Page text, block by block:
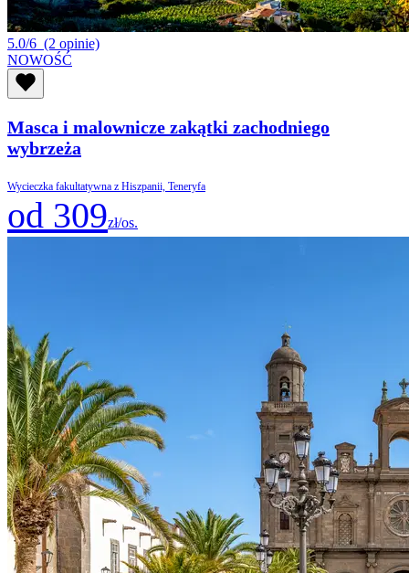
5.0/6 (2 opinie)
NOWOŚĆ
Masca i malownicze zakątki zachodniego
wybrzeża
Wycieczka fakultatywna z Hiszpanii, Teneryfa
od 309zł/os.